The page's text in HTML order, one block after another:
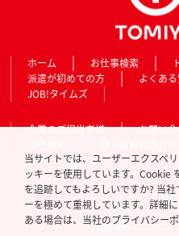
ホーム お仕事検索
派遣が初めての方
よくあ
JOB!タイムズ
企業のご担当者様 お問い
Copyright © TOMIYO
当サイトでは、ユーザーエクスペ
ッキーを使用しています。Cookie
を追跡してもよろしいですか? 当
ーを極めて重視しています。詳細
ある場合は、当社のプライバシー